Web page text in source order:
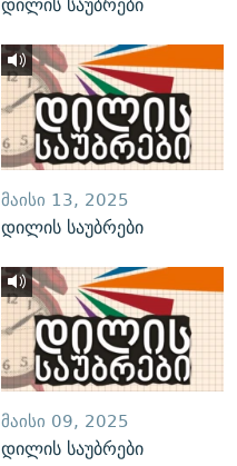
ᲛᲐᲘᲡᲘ 13, 2025
დილის საუბრები
ᲛᲐᲘᲡᲘ 09, 2025
დილის საუბრები